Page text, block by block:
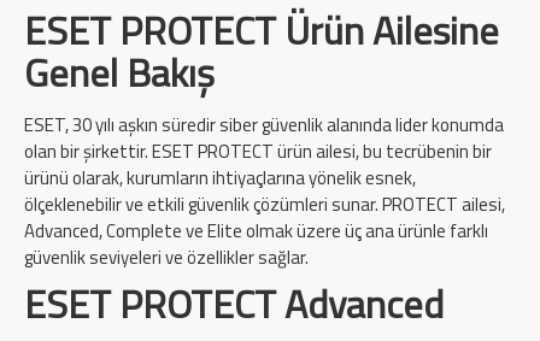
ESET PROTECT Ürün Ailesine
Genel Bakış
ESET, 30 yılı aşkın süredir siber güvenlik alanında lider konumda
olan bir şirkettir. ESET PROTECT ürün ailesi, bu tecrübenin bir
ürünü olarak, kurumların ihtiyaçlarına yönelik esnek,
ölçeklenebilir ve etkili güvenlik çözümleri sunar. PROTECT ailesi,
Advanced, Complete ve Elite olmak üzere üç ana ürünle farklı
güvenlik seviyeleri ve özellikler sağlar.
ESET PROTECT Advanced